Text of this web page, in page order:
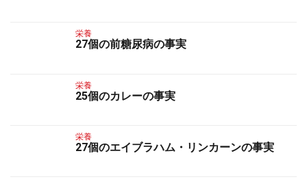
栄養
27個の前糖尿病の事実
栄養
25個のカレーの事実
栄養
27個のエイブラハム・リンカーンの事実